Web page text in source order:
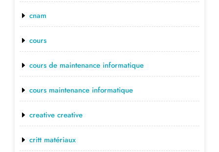
cnam
cours
cours de maintenance informatique
cours maintenance informatique
creative creative
critt matériaux